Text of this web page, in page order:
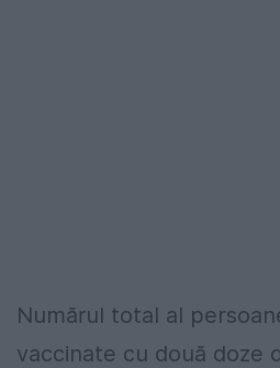
Numărul total al
vaccinate cu două doze